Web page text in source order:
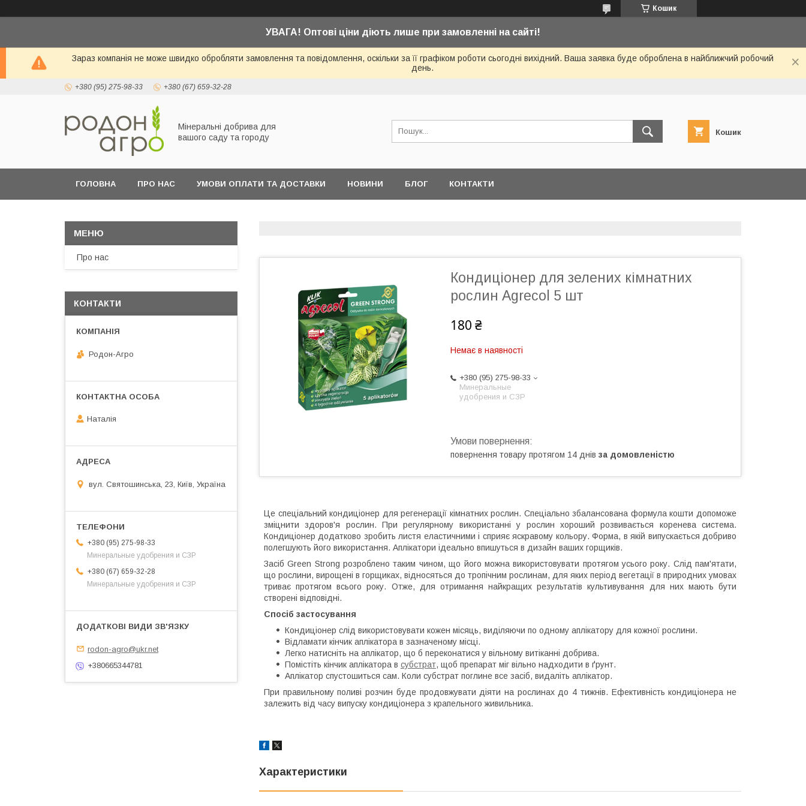
Кошик
УВАГА! Оптові ціни діють лише при замовленні на сайті!
Зараз компанія не може швидко обробляти замовлення та повідомлення, оскільки за її графіком роботи сьогодні вихідний. Ваша заявка буде оброблена в найближчий робочий
день.
+380 (95) 275-98-33 +380 (67) 659-32-28
Мінеральні добрива для
вашого саду та городу
Кошик
ГОЛОВНА ПРО НАС УМОВИ ОПЛАТИ ТА ДОСТАВКИ НОВИНИ БЛОГ КОНТАКТИ
Кондиціонер для зелених кімнатних
рослин Agrecol 5 шт
180 ₴
Немає в наявності
+380 (95) 275-98-33
Минеральные
удобрения и СЗР
повернення товару протягом 14 днів за домовленістю
Це спеціальний кондиціонер для регенерації кімнатних рослин. Спеціально збалансована формула кошти допоможе
зміцнити здоров'я рослин. При регулярному використанні у рослин хороший розвивається коренева система.
Кондиціонер додатково зробить листя еластичними і сприяє яскравому кольору. Форма, в якій випускається добриво
полегшують його використання. Аплікатори ідеально впишуться в дизайн ваших горщиків.
Засіб Green Strong розроблено таким чином, що його можна використовувати протягом усього року. Слід пам'ятати,
що рослини, вирощені в горщиках, відносяться до тропічним рослинам, для яких період вегетації в природних умовах
триває протягом всього року. Отже, для отримання найкращих результатів культивування для них мають бути
створені відповідні.
Спосіб застосування
Кондиціонер слід використовувати кожен місяць, виділяючи по одному аплікатору для кожної рослини.
Відламати кінчик аплікатора в зазначеному місці.
Легко натисніть на аплікатор, що б переконатися у вільному витіканні добрива.
Помістіть кінчик аплікатора в субстрат, щоб препарат міг вільно надходити в ґрунт.
Аплікатор спустошиться сам. Коли субстрат поглине все засіб, видаліть аплікатор.
При правильному поливі розчин буде продовжувати діяти на рослинах до 4 тижнів. Ефективність кондиціонера не
залежить від часу випуску кондиціонера з крапельного живильника.
Характеристики
Про нас
КОНТАКТИ
Родон-Агро
Наталія
вул. Святошинська, 23, Київ, Україна
+380 (95) 275-98-33
Минеральные удобрения и СЗР
+380 (67) 659-32-28
Минеральные удобрения и СЗР
rodon-agro@ukr.net
+380665344781